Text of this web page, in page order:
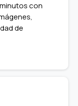
con
de